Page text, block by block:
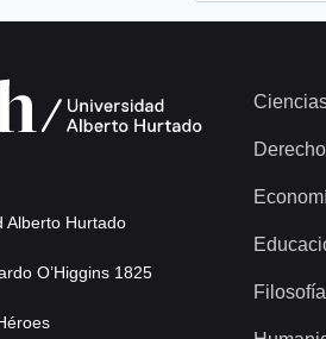
Alberto Hurtado
O’Higgins 1825
Derecho